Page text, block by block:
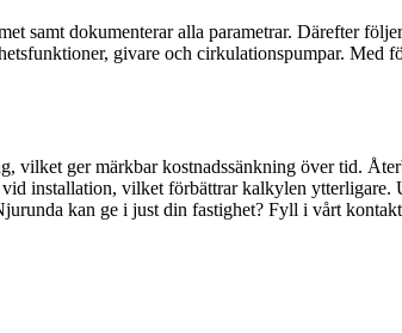
samt dokumenterar alla parametrar. Därefter
givare och cirkulationspumpar. Med
vilket ger märkbar kostnadssänkning över tid.
installation, vilket förbättrar kalkylen
kan ge i just din fastighet? Fyll i vårt